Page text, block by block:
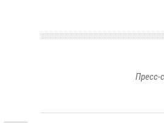
Пресс-